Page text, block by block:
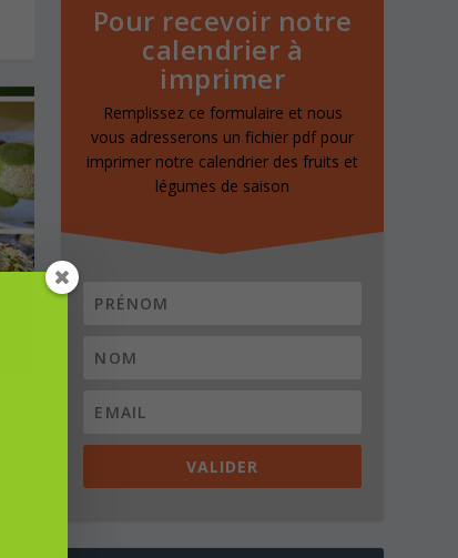
Pour recevoir notre
calendrier à
imprimer
Remplissez ce formulaire et nous
vous adresserons un fichier pdf pour
imprimer notre calendrier des fruits et
légumes de saison
VALIDER